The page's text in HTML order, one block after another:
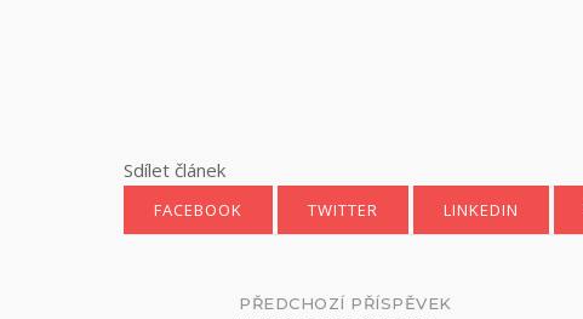
Sdílet článek
FACEBOOK TWITTER LINKEDIN
NavigacePŘEDCHOZÍ PŘÍSPĚVEK